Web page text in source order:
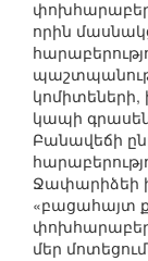
որին
կոմիտեների,
կապի
Բանավեճի
Ջափարիձեի
«բացահայտ
մեր